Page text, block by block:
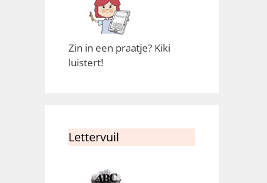
Zin in een praatje? Kiki
luistert!
Lettervuil